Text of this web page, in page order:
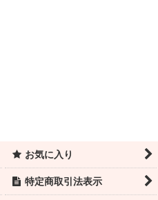
お気に入り
特定商取引法表示